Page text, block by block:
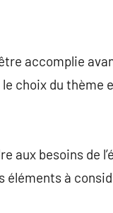
accomplie
choix du thème
aux besoins de
éléments à